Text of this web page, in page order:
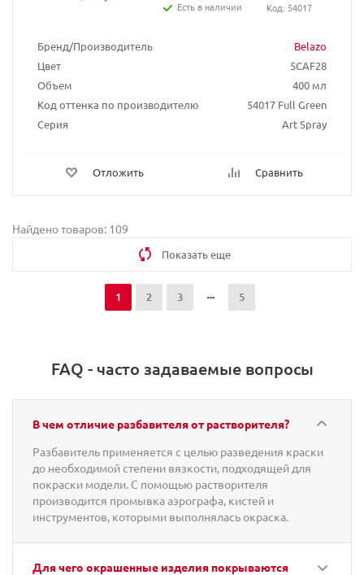
Бренд/Производитель
Belazo
Цвет
5CAF28
Объем
400 мл
Код оттенка по производителю
54017 Full Green
Серия
Art Spray
Отложить Сравнить
Есть в наличии
Код: 54017
Найдено товаров: 109
Показать еще
1 2 3 5
FAQ - часто задаваемые вопросы
В чем отличие разбавителя от растворителя?
Разбавитель применяется с целью разведения краски
до необходимой степени вязкости, подходящей для
покраски модели. С помощью растворителя
производится промывка аэрографа, кистей и
инструментов, которыми выполнялась окраска.
Для чего окрашенные изделия покрываются